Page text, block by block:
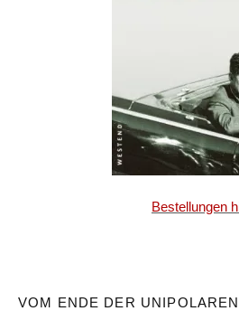
Bestellungen
VOM ENDE DER